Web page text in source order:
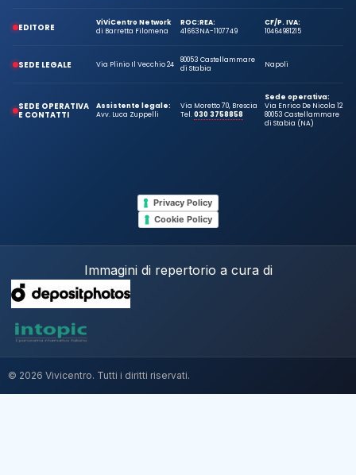
EDITORE
ViViCentro Network
di Barretta Filomena
ROC:
41663
REA:
NA-1107749
CF/P. IVA:
10464981215
SEDE LEGALE Via Plinio Il Vecchio 24
80053 Castellammare
di Stabia
Napoli
SEDE OPERATIVA
E CONTATTI
Assistente legale:
Avv. Luca Zuppelli
Via Moretto 70, Brescia
Tel.030 3758858
Sede operativa:
Via Enrico De Nicola 12
80053 Castellammare
di Stabia (NA)
Privacy Policy
Cookie Policy
Immagini di repertorio a cura di
© 2026 Vivicentro. Tutti i diritti riservati.